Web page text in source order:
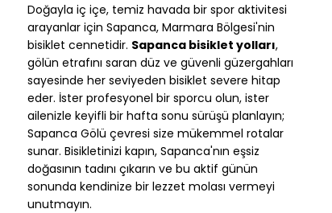
Doğayla iç içe, temiz havada bir spor aktivitesi
arayanlar için Sapanca, Marmara Bölgesi'nin
bisiklet cennetidir. Sapanca bisiklet yolları,
gölün etrafını saran düz ve güvenli güzergahları
sayesinde her seviyeden bisiklet severe hitap
eder. İster profesyonel bir sporcu olun, ister
ailenizle keyifli bir hafta sonu sürüşü planlayın;
Sapanca Gölü çevresi size mükemmel rotalar
sunar. Bisikletinizi kapın, Sapanca'nın eşsiz
doğasının tadını çıkarın ve bu aktif günün
sonunda kendinize bir lezzet molası vermeyi
unutmayın.